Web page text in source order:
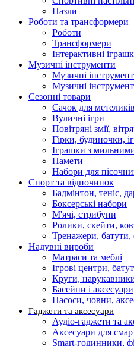
Пазли
Роботи та трансформери
Роботи
Трансформери
Інтерактивні
Музичні інструменти
Музичні
Музичні
Сезонні товари
Сачок для метеликів
Вуличні ігри
Повітряні змії,
Гірки, будиночки,
Іграшки з
Намети
Набори для
Спорт та відпочинок
Бадмінтон, теніс,
Боксерські набори
М'ячі, стрибуни
Ролики, скейти,
Тренажери, батути,
Надувні вироби
Матраси та меблі
Ігрові центри,
Круги,
Басейни і аксесуари
Насоси, човни,
Гаджети та аксесуари
Аудіо-гаджети та
Аксесуари для
Smart-годинники,